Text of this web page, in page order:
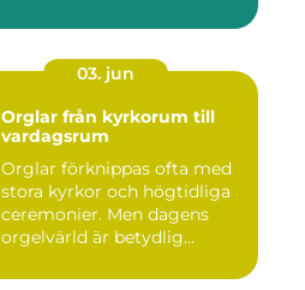
03. jun
Orglar från kyrkorum till
vardagsrum
Orglar förknippas ofta med
stora kyrkor och högtidliga
ceremonier. Men dagens
orgelvärld är betydlig...